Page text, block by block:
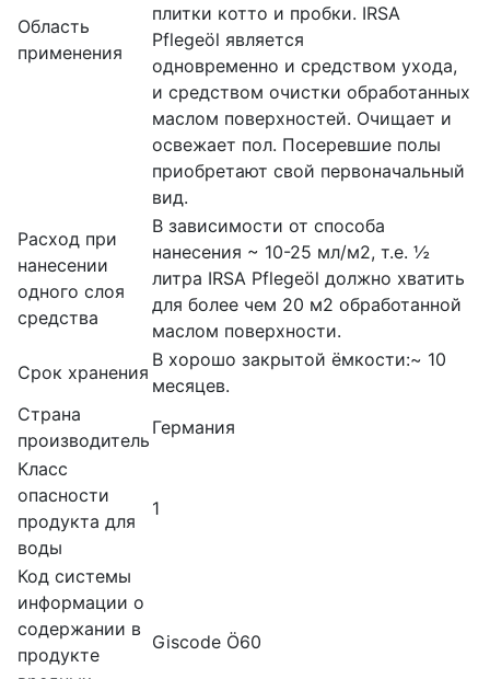
Область
применения
плитки котто и пробки. IRSA
Pflegeöl является
одновременно и средством ухода,
и средством очистки обработанных
маслом поверхностей. Очищает и
освежает пол. Посеревшие полы
приобретают свой первоначальный
вид.
Расход при
нанесении
одного слоя
средства
В зависимости от способа
нанесения ~ 10-25 мл/м2, т.е. ½
литра IRSA Pflegeöl должно хватить
для более чем 20 м2 обработанной
маслом поверхности.
Срок хранения
В хорошо закрытой ёмкости:~ 10
месяцев.
Страна
производитель
Германия
Класс
опасности
продукта для
воды
1
Код системы
информации о
содержании в
продукте
Giscode Ö60